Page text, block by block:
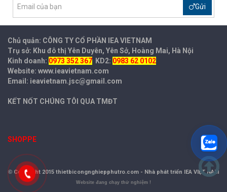
Gửi
Chủ quản: CÔNG TY CỔ PHẦN IEAVIETNAM
Trụ sở: Khu đô thị Yên Duyên, Yên Sở, Hoàng Mai, Hà Nội
Kinh doanh: 0973 352 367 KD2: 0983 62 0102
Website: www.ieavietnam.com
Email: ieavietnam.jsc@gmail.com
KẾT NỐT CHÚNG TÔI QUA TMĐT
SHOPPE
© Copyright 2015 thietbicongnghiepphutro.com - Nhà phát triển IEA VIỆT NAM
Website đang chạy thử nghiệm !